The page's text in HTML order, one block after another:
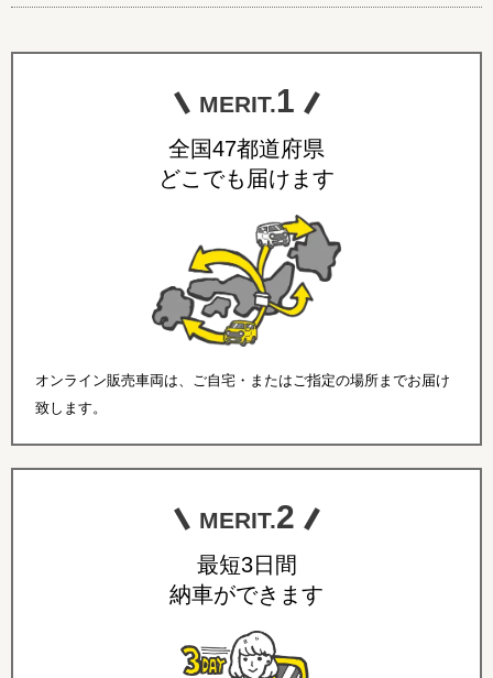
MERIT.1
全国47都道府県
どこでも届けます
オンライン販売車両は、ご自宅・またはご指定の場所までお届け
致します。
MERIT.2
最短3日間
納車ができます